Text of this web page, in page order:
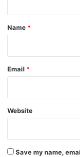
*
Name *
Email *
Website
Save my name,